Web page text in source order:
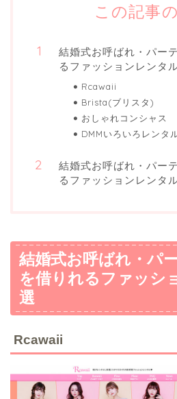
この記事
結婚式お呼ばれ・パー
るファッションレンタ
Rcawaii
Brista(ブリスタ)
おしゃれコンシャス
DMMいろいろレンタ
結婚式お呼ばれ・パー
るファッションレンタ
結婚式お呼ばれ・パ
を借りれるファッシ
選
Rcawaii